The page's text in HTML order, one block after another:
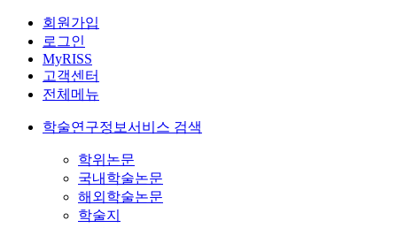
회원가입
로그인
MyRISS
고객센터
전체메뉴
학술연구정보서비스 검색
학위논문
국내학술논문
해외학술논문
학술지